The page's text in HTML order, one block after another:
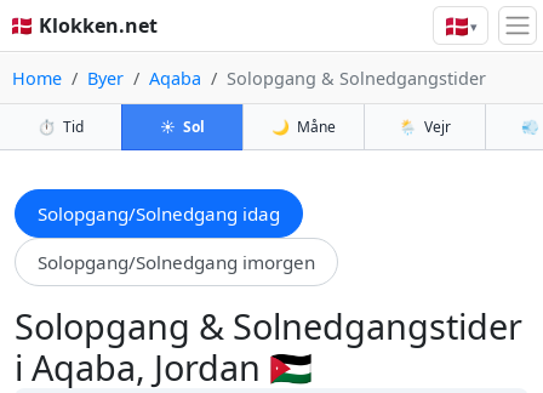
🇩🇰 Klokken.net 🇩🇰▾
Home Byer Aqaba Solopgang & Solnedgangstider
⏱️ Tid ☀️ Sol 🌙 Måne 🌦️ Vejr 💨
Solopgang/Solnedgang idag
Solopgang/Solnedgang imorgen
Solopgang & Solnedgangstider
i Aqaba, Jordan 🇯🇴